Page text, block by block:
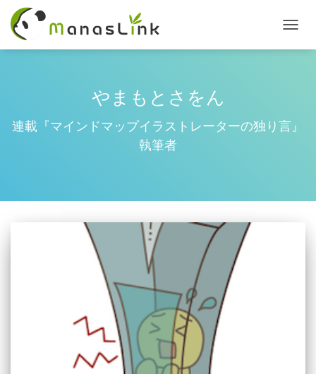
やまもとさをん
連載『マインドマップイラストレーターの独り言』
執筆者